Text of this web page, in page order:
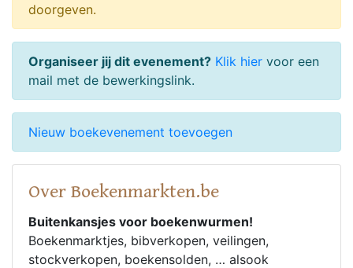
doorgeven.
Organiseer jij dit evenement? Klik hier voor een
mail met de bewerkingslink.
Nieuw boekevenement toevoegen
Over Boekenmarkten.be
Buitenkansjes voor boekenwurmen!
Boekenmarktjes, bibverkopen, veilingen,
stockverkopen, boekensolden, … alsook